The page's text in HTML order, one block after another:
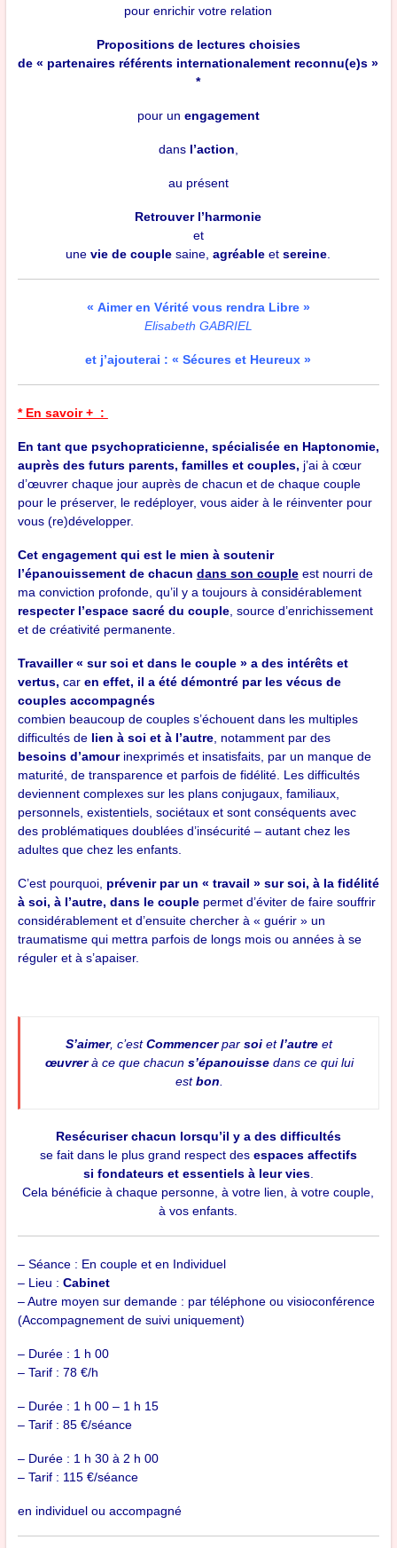
pour enrichir votre relation
Propositions de lectures choisies
de « partenaires référents internationalement reconnu(e)s »
*
pour un engagement
dans l’action
au présent
Retrouver l’harmonie
et
unevie de couple saine,agréable etsereine
« Aimer en Vérité vous rendra Libre »
Elisabeth GABRIEL
et j’ajouterai : « Sécures et Heureux »
* En savoir + :
En tant que psychopraticienne, spécialisée en Haptonomie,
auprès des futurs parents, familles et couples, j’ai à cœur
d’œuvrer chaque jour auprès de chacun et de chaque couple
pour le préserver, le redéployer, vous aider à le réinventer pour
vous (re)développer.
Cet engagement qui est le mien à soutenir
l’épanouissement de chacun dans son coupleest nourri de
ma conviction profonde, qu’il y a toujours à considérablement
respecter l’espace sacré du couple, source d’enrichissement
et de créativité permanente.
Travailler « sur soi et dans le couple »a des intérêts et
vertus, caren effet, il a été démontré par les vécus de
couples accompagnés
combien beaucoup de couples s’échouent dans les multiples
difficultés de lien à soi et à l’autre, notamment par des
besoins d’amourinexprimés et insatisfaits, par un manque de
maturité, de transparence et parfois de fidélité. Les difficultés
deviennent complexes sur les plans conjugaux, familiaux,
personnels, existentiels, sociétaux et sont conséquents avec
des problématiques doublées d’insécurité – autant chez les
adultes que chez les enfants.
C’est pourquoi, prévenir par un « travail » sur soi, à la fidélité
à soi, à l’autre, dans le couple permet d’éviter de faire souffrir
considérablement et d’ensuite chercher à « guérir » un
traumatisme qui mettra parfois de longs mois ou années à se
réguler et à s’apaiser.
S’aimer, c’estCommencerparsoi etl’autre et
œuvrerà ce que chacun s’épanouissedans ce qui lui
estbon
Resécuriser chacun lorsqu’il y a des difficultés
se fait dans le plus grand respect des espaces affectifs
si fondateurs et essentiels à leur vies.
Cela bénéficie à chaque personne, à votre lien, à votre couple,
à vos enfants.
– Séance : En couple et en Individuel
– Lieu : Cabinet
– Autre moyen sur demande : par téléphone ou visioconférence
(Accompagnement de suivi uniquement)
– Durée : 1 h 00
– Tarif : 78 €/h
– Durée : 1 h 00 – 1 h 15
– Tarif : 85 €/séance
– Durée : 1 h 30 à 2 h 00
– Tarif : 115 €/séance
en individuel ou accompagné